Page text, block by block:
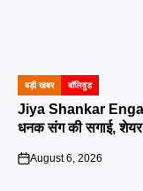
POSTED
IN
बड़ी खबर बॉलिवुड
Jiya Shankar
धनक संग की सगाई, शेयर
on
August 6, 2026